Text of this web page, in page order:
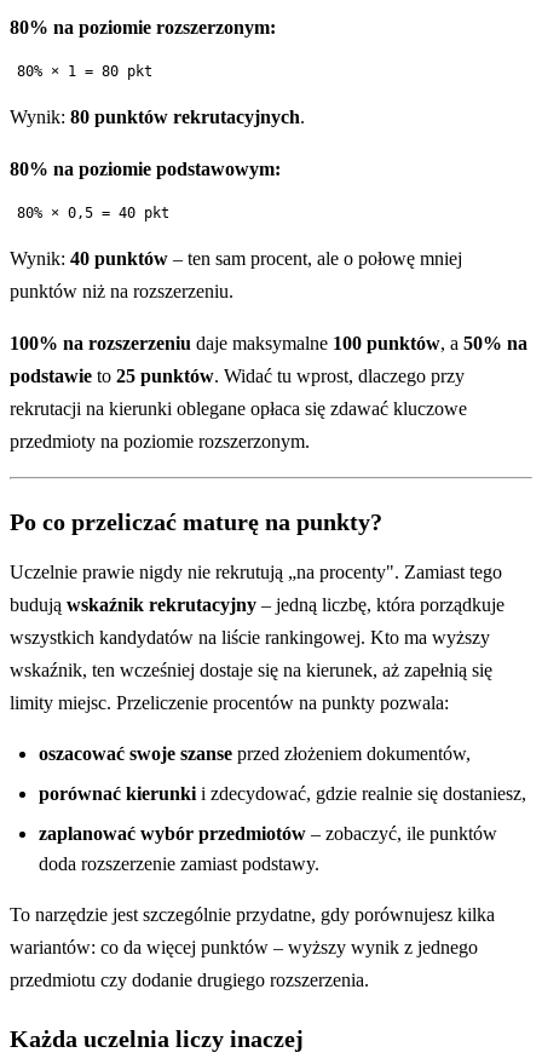
80% na poziomie rozszerzonym:
Wynik: 80 punktów rekrutacyjnych.
80% na poziomie podstawowym:
Wynik: 40 punktów – ten sam procent, ale o połowę mniej
punktów niż na rozszerzeniu.
100% na rozszerzeniu daje maksymalne 100 punktów, a 50% na
podstawie to 25 punktów. Widać tu wprost, dlaczego przy
rekrutacji na kierunki oblegane opłaca się zdawać kluczowe
przedmioty na poziomie rozszerzonym.
Po co przeliczać maturę na punkty?
Uczelnie prawie nigdy nie rekrutują „na procenty". Zamiast tego
budują wskaźnik rekrutacyjny – jedną liczbę, która porządkuje
wszystkich kandydatów na liście rankingowej. Kto ma wyższy
wskaźnik, ten wcześniej dostaje się na kierunek, aż zapełnią się
limity miejsc. Przeliczenie procentów na punkty pozwala:
oszacować swoje szanse przed złożeniem dokumentów,
porównać kierunki i zdecydować, gdzie realnie się dostaniesz,
zaplanować wybór przedmiotów – zobaczyć, ile punktów
doda rozszerzenie zamiast podstawy.
To narzędzie jest szczególnie przydatne, gdy porównujesz kilka
wariantów: co da więcej punktów – wyższy wynik z jednego
przedmiotu czy dodanie drugiego rozszerzenia.
Każda uczelnia liczy inaczej